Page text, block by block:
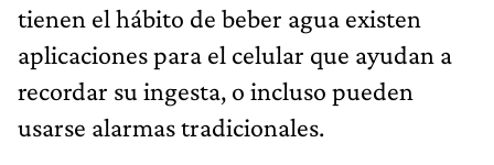
tienen el hábito de beber agua existen
aplicaciones para el celular que ayudan a
recordar su ingesta, o incluso pueden
usarse alarmas tradicionales.